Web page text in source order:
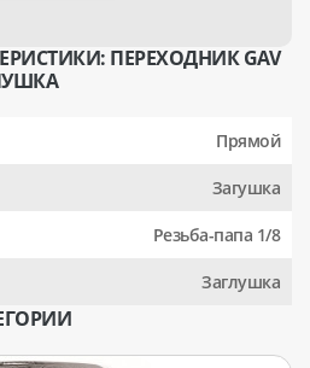
ПЕРЕХОДНИК GAV
Прямой
Загушка
Резьба-папа 1/8
Заглушка